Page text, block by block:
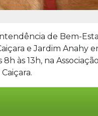
de Bem-
e Jardim Anahy
às 13h, na